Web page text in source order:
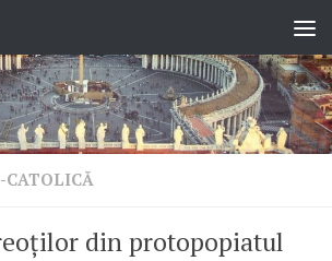
CATOLICĂ
din protopopiatul